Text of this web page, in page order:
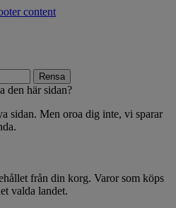
content
Rensa
den här sidan?
sidan. Men oroa dig inte, vi sparar
från din korg. Varor som köps
valda landet.